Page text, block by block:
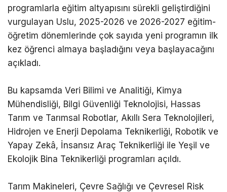
programlarla eğitim altyapısını sürekli geliştirdiğini
vurgulayan Uslu, 2025-2026 ve 2026-2027 eğitim-
öğretim dönemlerinde çok sayıda yeni programın ilk
kez öğrenci almaya başladığını veya başlayacağını
açıkladı.
Bu kapsamda Veri Bilimi ve Analitiği, Kimya
Mühendisliği, Bilgi Güvenliği Teknolojisi, Hassas
Tarım ve Tarımsal Robotlar, Akıllı Sera Teknolojileri,
Hidrojen ve Enerji Depolama Teknikerliği, Robotik ve
Yapay Zekâ, İnsansız Araç Teknikerliği ile Yeşil ve
Ekolojik Bina Teknikerliği programları açıldı.
Tarım Makineleri, Çevre Sağlığı ve Çevresel Risk